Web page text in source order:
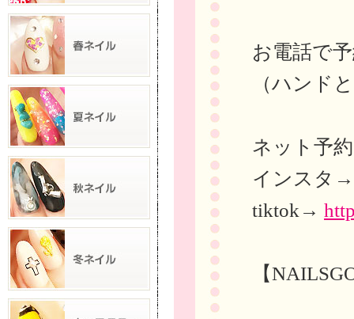
お電話で
（ハンド
ネット予
インスタ
tiktok→
【